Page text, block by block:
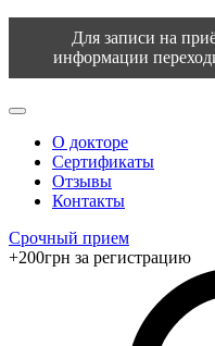
Для записи на
информации
О докторе
Сертификаты
Отзывы
Контакты
Срочный прием
+200грн за регистрацию